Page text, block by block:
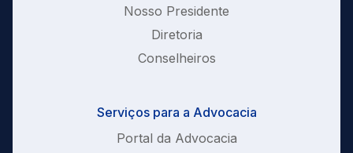
Nosso Presidente
Diretoria
Conselheiros
Serviços para a Advocacia
Portal da Advocacia